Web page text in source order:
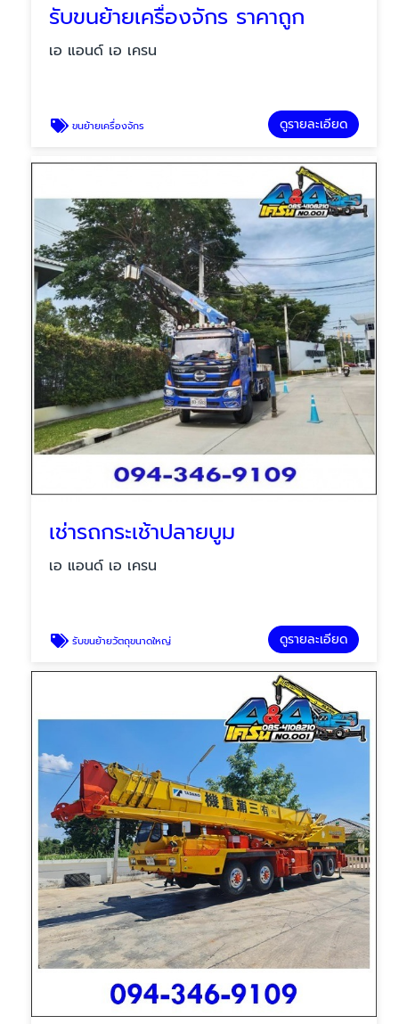
รับขนย้ายเครื่องจักร ราคาถูก
เอ แอนด์ เอ เครน
ขนย้ายเครื่องจักร ดูรายละเอียด
เช่ารถกระเช้าปลายบูม
เอ แอนด์ เอ เครน
รับขนย้ายวัตถุขนาดใหญ่ ดูรายละเอียด